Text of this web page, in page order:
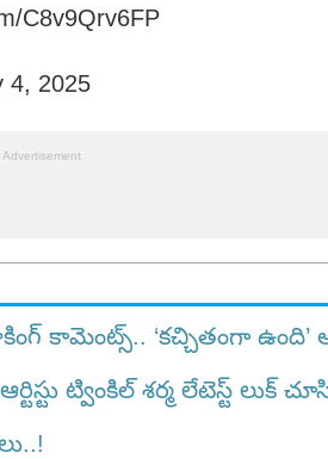
C8v9Qrv6FP
4, 2025
కామెంట్స్.. ‘కచ్చితంగా ఉంది’
ట్వింకిల్ శర్మ లేటెస్ట్ లుక్